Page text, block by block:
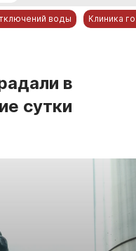
воды Клиника
в
сутки